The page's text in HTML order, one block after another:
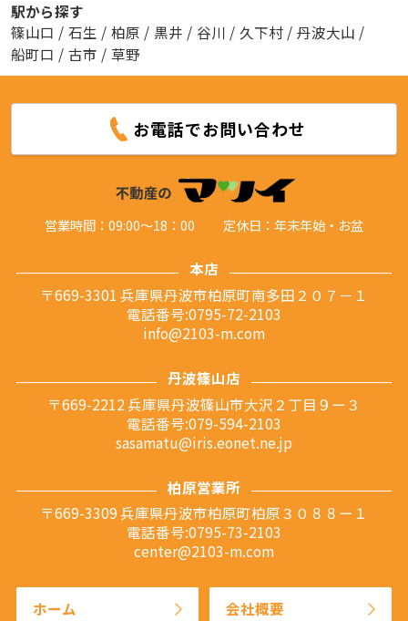
駅から探す
篠山口 / 石生 / 柏原 / 黒井 / 谷川 / 久下村 / 丹波大山 /
船町口 / 古市 / 草野
お電話でお問い合わせ
営業時間：09:00～18：00 定休日：年末年始・お盆
本店
〒669-3301 兵庫県丹波市柏原町南多田２０７－１
電話番号:0795-72-2103
info@2103-m.com
丹波篠山店
〒669-2212 兵庫県丹波篠山市大沢２丁目９ー３
電話番号:079-594-2103
sasamatu@iris.eonet.ne.jp
柏原営業所
〒669-3309 兵庫県丹波市柏原町柏原３０８８ー１
電話番号:0795-73-2103
center@2103-m.com
ホーム 会社概要